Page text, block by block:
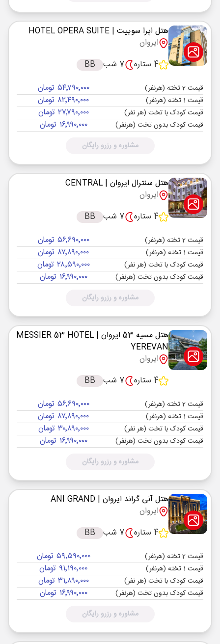
هتل اپرا سوییت | HOTEL OPERA SUITE
ایروان
4 ستاره
7 شب BB
قیمت 2 تخته (هرنفر) ۵۴٬۷۹۰٬۰۰۰ تومان
قیمت 1 تخته (هرنفر) ۸۲٬۴۹۰٬۰۰۰ تومان
قیمت کودک با تخت (هر نفر) ۲۷٬۷۹۰٬۰۰۰ تومان
قیمت کودک بدون تخت (هرنفر) ۱۶٬۹۹۰٬۰۰۰ تومان
مشاوره و رزرو رایگان
هتل سنترال ایروان | CENTRAL
ایروان
4 ستاره
7 شب BB
قیمت 2 تخته (هرنفر) ۵۶٬۶۹۰٬۰۰۰ تومان
قیمت 1 تخته (هرنفر) ۸۷٬۸۹۰٬۰۰۰ تومان
قیمت کودک با تخت (هر نفر) ۲۸٬۵۹۰٬۰۰۰ تومان
قیمت کودک بدون تخت (هرنفر) ۱۶٬۹۹۰٬۰۰۰ تومان
مشاوره و رزرو رایگان
هتل مسیه 53 ایروان
| MESSIER 53 HOTEL
YEREVAN
ایروان
4 ستاره
7 شب BB
قیمت 2 تخته (هرنفر) ۵۶٬۶۹۰٬۰۰۰ تومان
قیمت 1 تخته (هرنفر) ۸۷٬۸۹۰٬۰۰۰ تومان
قیمت کودک با تخت (هر نفر) ۳۰٬۸۹۰٬۰۰۰ تومان
قیمت کودک بدون تخت (هرنفر) ۱۶٬۹۹۰٬۰۰۰ تومان
مشاوره و رزرو رایگان
هتل آنی گراند ایروان | ANI GRAND
ایروان
4 ستاره
7 شب BB
قیمت 2 تخته (هرنفر) ۵۹٬۵۹۰٬۰۰۰ تومان
قیمت 1 تخته (هرنفر) ۹۱٬۱۹۰٬۰۰۰ تومان
قیمت کودک با تخت (هر نفر) ۳۱٬۸۹۰٬۰۰۰ تومان
قیمت کودک بدون تخت (هرنفر) ۱۶٬۹۹۰٬۰۰۰ تومان
مشاوره و رزرو رایگان